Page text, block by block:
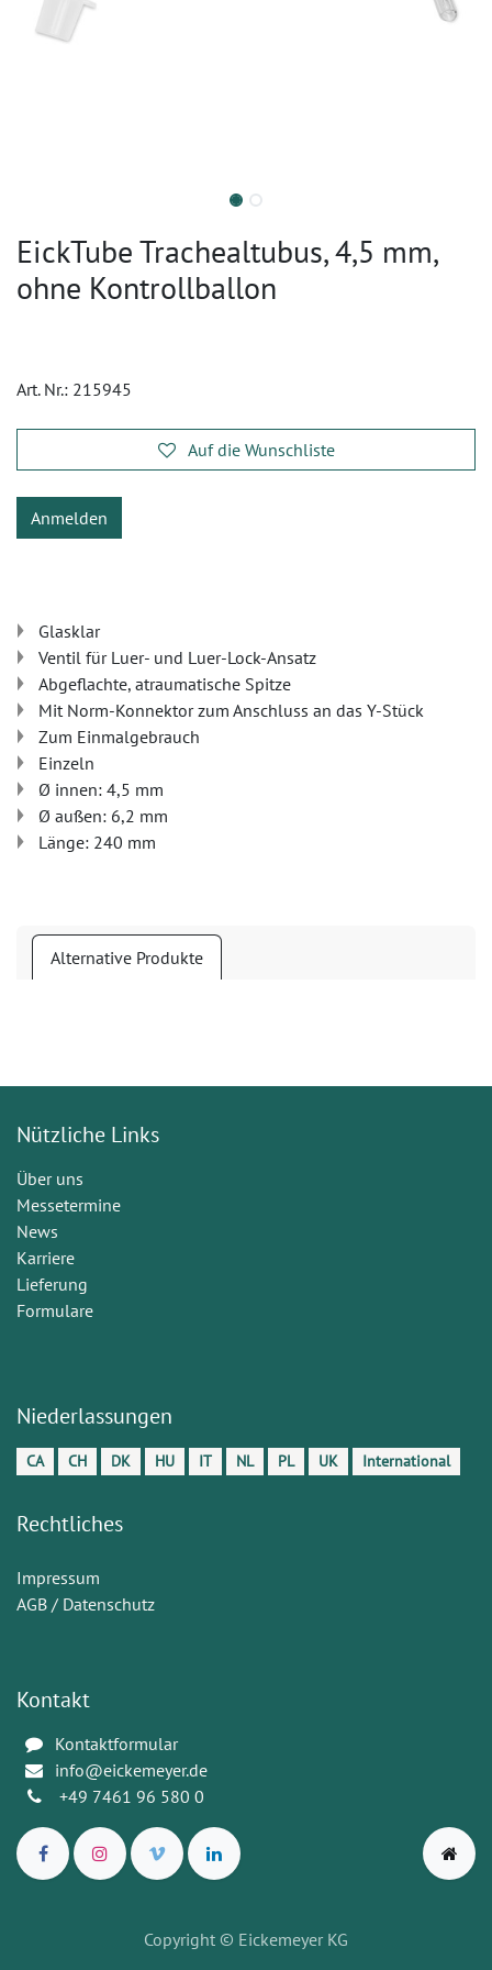
EickTube Trachealtubus, 4,5 mm,
ohne Kontrollballon
Art. Nr.: 215945
Auf die Wunschliste
Anmelden
Glasklar
Ventil für Luer- und Luer-Lock-Ansatz
Abgeflachte, atraumatische Spitze
Mit Norm-Konnektor zum Anschluss an das Y-Stück
Zum Einmalgebrauch
Einzeln
Ø innen: 4,5 mm
Ø außen: 6,2 mm
Länge: 240 mm
Alternative Produkte
Nützliche Links
Über uns
Messetermine
News
Karriere
Lieferung
Formulare
Niederlassungen
CA CH DK HU IT NL PL UK International
Rechtliches
Impressum
AGB / Datenschutz
Kontakt
Kontaktformular
info@eickemeyer.de
+49 7461 96 580 0
Copyright © Eickemeyer KG